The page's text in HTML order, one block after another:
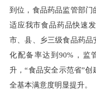
到位，食品药品监管部
适应我市食品药品快速
市、县、乡三级食品药
化配备率达到90% ，监
升，“食品安全示范省”
全基本满意度明显提升。